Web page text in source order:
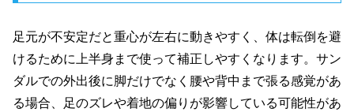
足元が不安定だと重心が左右に動きやすく、体は転倒を避
けるために上半身まで使って補正しやすくなります。サン
ダルでの外出後に脚だけでなく腰や背中まで張る感覚があ
る場合、足のズレや着地の偏りが影響している可能性があ